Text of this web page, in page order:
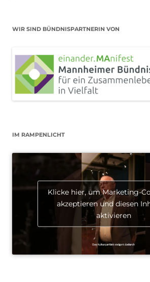
WIR SIND BÜNDNISPARTNERIN VON
IM RAMPENLICHT
Klicke hier, um Marketing-
akzeptieren und diesen
aktivieren